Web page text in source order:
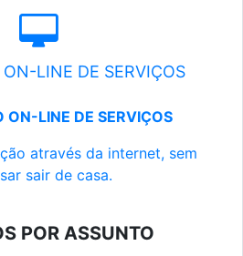
LINE DE SERVIÇOS
ON-LINE DE SERVIÇOS
através da internet, sem
sair de casa.
POR ASSUNTO